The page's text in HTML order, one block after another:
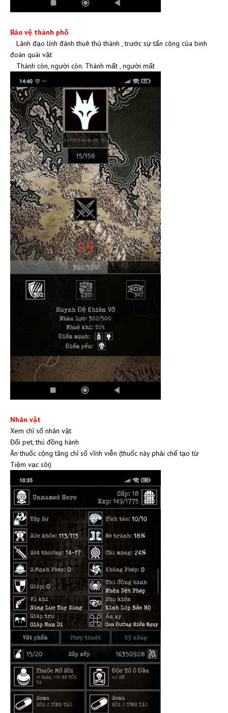
Bảo vệ thành phố
Lãnh đạo lính đánh thuê thủ thành , trước sự tấn công của binh
đoàn quái vật
Thành còn, người còn. Thành mất , người mất
Nhân vật
Xem chỉ số nhân vật
Đổi pet, thú đồng hành
Ăn thuốc cộng tăng chỉ số vĩnh viễn (thuốc này phải chế tạo từ
Tiệm vạc sôi)